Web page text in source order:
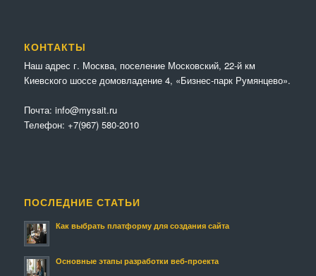
КОНТАКТЫ
Наш адрес г. Москва, поселение Московский, 22-й км
Киевского шоссе домовладение 4, «Бизнес-парк Румянцево».
Почта: info@mysait.ru
Телефон: +7(967) 580-2010
ПОСЛЕДНИЕ СТАТЬИ
Как выбрать платформу для создания сайта
Основные этапы разработки веб-проекта